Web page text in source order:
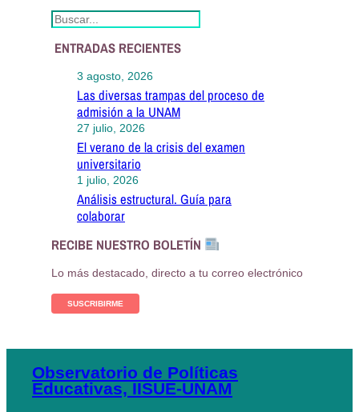
S
e
aENTRADAS RECIENTES
3 agosto, 2026
Las diversas trampas del proceso de
admisión a la UNAM
27 julio, 2026
El verano de la crisis del examen
universitario
1 julio, 2026
Análisis estructural. Guía para
colaborar
RECIBE NUESTRO BOLETÍN
Lo más destacado, directo a tu correo electrónico
SUSCRIBIRME
Observatorio de Políticas
Educativas, IISUE-UNAM